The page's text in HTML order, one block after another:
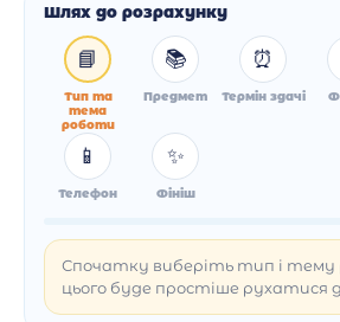
Шлях до розрахунку
📘
Тип та
тема
роботи
📚
Предмет
⏰
Термін здачі
📱
Телефон
✨
Фініш
Спочатку виберіть тип і тему
цього буде простіше рухатися